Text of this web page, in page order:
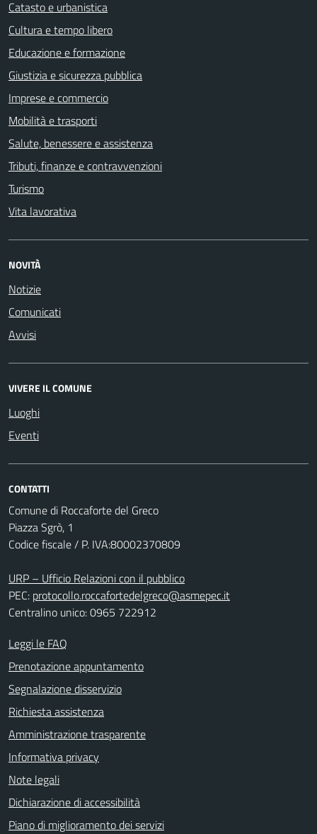
Catasto e urbanistica
Cultura e tempo libero
Educazione e formazione
Giustizia e sicurezza pubblica
Imprese e commercio
Mobilità e trasporti
Salute, benessere e assistenza
Tributi, finanze e contravvenzioni
Turismo
Vita lavorativa
NOVITÀ
Notizie
Comunicati
Avvisi
VIVERE IL COMUNE
Luoghi
Eventi
CONTATTI
Comune di Roccaforte del Greco
Piazza Sgrò, 1
Codice fiscale / P. IVA:80002370809
URP – Ufficio Relazioni con il pubblico
PEC: protocollo.roccafortedelgreco@asmepec.it
Centralino unico: 0965 722912
Leggi le FAQ
Prenotazione appuntamento
Segnalazione disservizio
Richiesta assistenza
Amministrazione trasparente
Informativa privacy
Note legali
Dichiarazione di accessibilità
Piano di miglioramento dei servizi